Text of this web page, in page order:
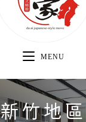
MENU
新竹地區